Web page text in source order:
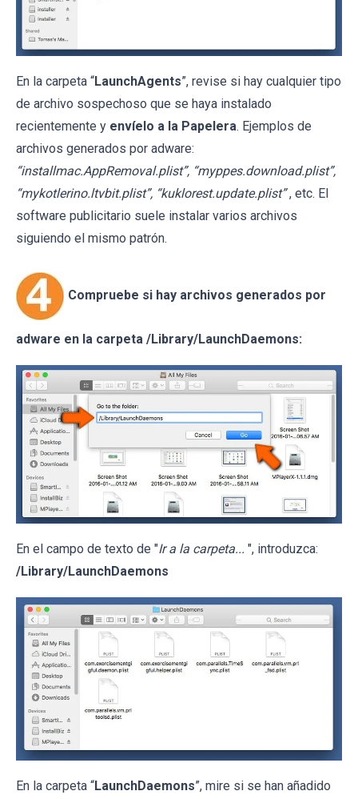
En la carpeta “LaunchAgents”, revise si hay cualquier tipo
de archivo sospechoso que se haya instalado
recientemente y envíelo a la Papelera. Ejemplos de
archivos generados por adware:
“installmac.AppRemoval.plist”, “myppes.download.plist”,
“mykotlerino.ltvbit.plist”, “kuklorest.update.plist” , etc. El
software publicitario suele instalar varios archivos
siguiendo el mismo patrón.
Compruebe si hay archivos generados por
adware en la carpeta /Library/LaunchDaemons:
En el campo de texto de "Ir a la carpeta... ", introduzca:
/Library/LaunchDaemons
En la carpeta “LaunchDaemons”, mire si se han añadido